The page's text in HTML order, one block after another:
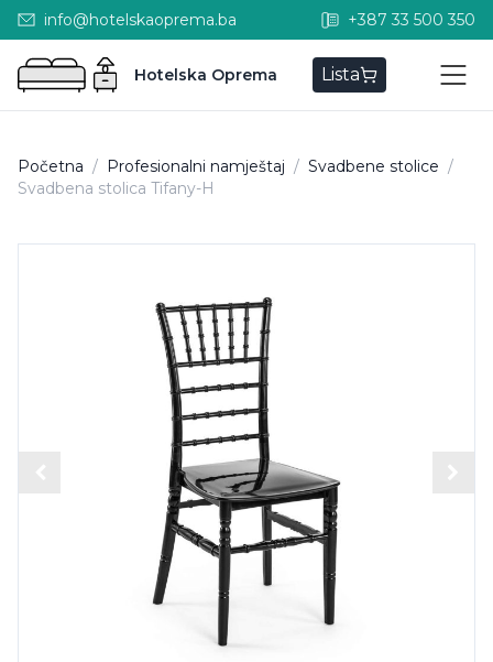
info@hotelskaoprema.ba +387 33 500 350
Hotelska Oprema Lista
Početna / Profesionalni namještaj / Svadbene stolice /
Svadbena stolica Tifany-H